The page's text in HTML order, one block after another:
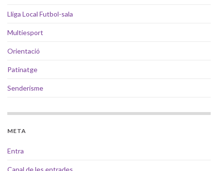
Lliga Local Futbol-sala
Multiesport
Orientació
Patinatge
Senderisme
META
Entra
Canal de les entrades